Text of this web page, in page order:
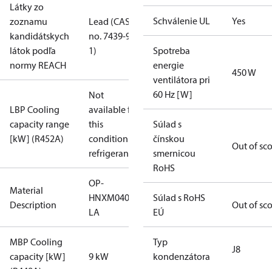
Látky zo
zoznamu
kandidátskych
látok podľa
normy REACH
Lead (CAS
no. 7439-92-
1)
LBP Cooling
capacity range
[kW] (R452A)
Not
available for
this
condition /
refrigerant
Material
Description
OP-
HNXM0400UWK000QMLZ030T2A
LA
MBP Cooling
capacity [kW]
9 kW
Schválenie UL Yes
Spotreba
energie
ventilátora pri
60 Hz [W]
450 W
Súlad s
čínskou
smernicou
RoHS
Out of
Súlad s RoHS
EÚ
Out of
Typ
kondenzátora
J8